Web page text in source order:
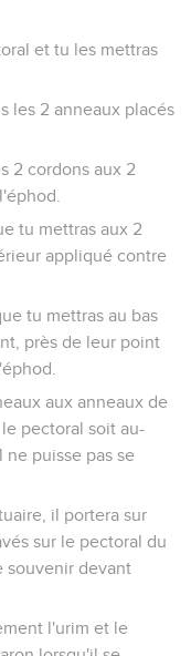
et tu les mettras
les 2 anneaux placés
2 cordons aux 2
tu mettras aux 2
appliqué contre
tu mettras au bas
près de leur point
aux anneaux de
pectoral soit au-
ne puisse pas se
il portera sur
sur le pectoral du
souvenir devant
l'urim et le